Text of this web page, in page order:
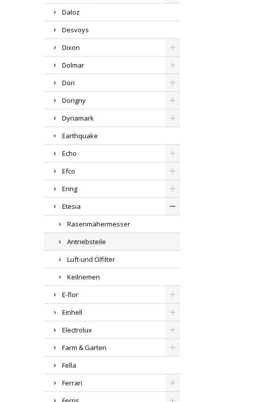
Daloz
Desvoys
Dixon
Dolmar
Dori
Dorigny
Dynamark
Earthquake
Echo
Efco
Ering
Etesia
Rasenmähermesser
Antriebsteile
Luft-und Ölfilter
Keilriemen
E-flor
Einhell
Electrolux
Farm & Garten
Fella
Ferrari